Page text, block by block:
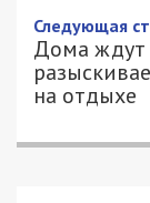
Следующая
Дома ждут
на отдыхе